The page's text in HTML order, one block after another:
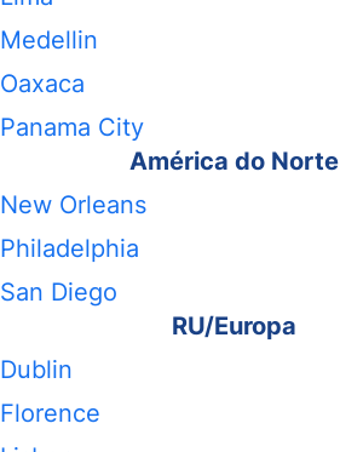
Medellin
Oaxaca
Panama City
América do Norte
New Orleans
Philadelphia
San Diego
RU/Europa
Dublin
Florence